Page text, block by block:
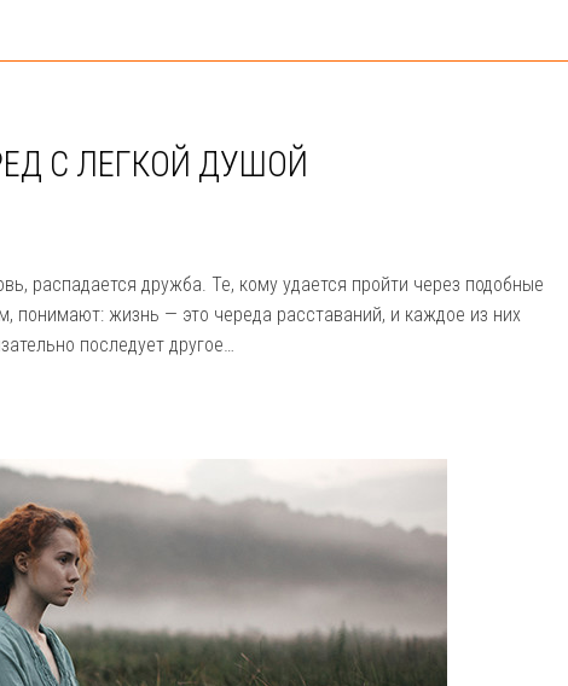
С ЛЕГКОЙ ДУШОЙ
распадается дружба. Те, кому удается пройти через подобные
понимают: жизнь — это череда расставаний, и каждое из них
последует другое…